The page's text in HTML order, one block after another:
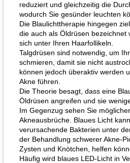
reduziert und gleichzeitig die
wodurch Sie gesünder leuchten
Die Blaulichttherapie hingegen
die auch als Öldrüsen bezeichnet
sich unter Ihren Haarfollikeln.
Talgdrüsen sind notwendig, um
schmieren, damit sie nicht
können jedoch überaktiv werden
Akne führen.
Die Theorie besagt, dass eine
Öldrüsen angreifen und sie
Im Gegenzug sehen Sie
Akneausbrüche. Blaues Licht
verursachende Bakterien unter
der Behandlung schwerer Akne-
Zysten und Knötchen, helfen
Häufig wird blaues LED-Licht in